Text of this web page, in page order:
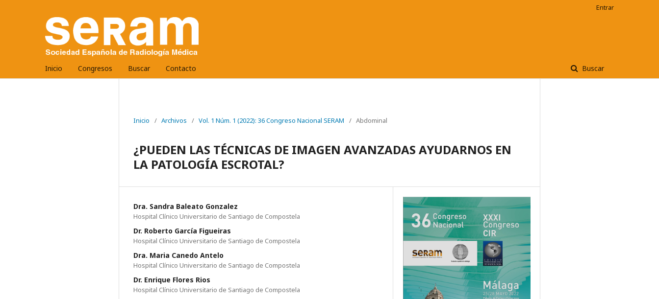
Inicio Congresos Buscar Contacto Buscar
Entrar
Inicio / Archivos / Vol. 1 Núm. 1 (2022): 36 Congreso Nacional SERAM / Abdominal
¿PUEDEN LAS TÉCNICAS DE IMAGEN AVANZADAS AYUDARNOS EN
LA PATOLOGÍA ESCROTAL?
Dra. Sandra Baleato Gonzalez
Hospital Clínico Universitario de Santiago de Compostela
Dr. Roberto García Figueiras
Hospital Clínico Universitario de Santiago de Compostela
Dra. Maria Canedo Antelo
Hospital Clínico Universitario de Santiago de Compostela
Dr. Enrique Flores Rios
Hospital Clínico Universitario de Santiago de Compostela